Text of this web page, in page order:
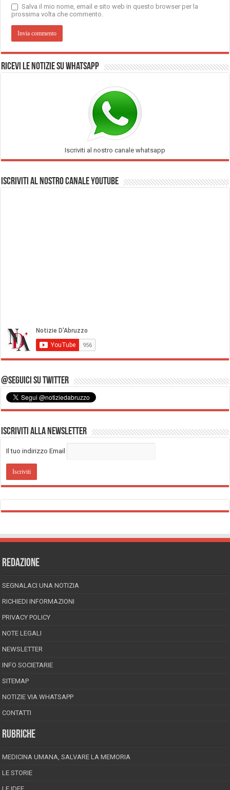
Salva il mio nome, email e sito web in questo browser per la
prossima volta che commento.
Ricevi le notizie su Whatsapp
Iscriviti al nostro canale whatsapp
Iscriviti al nostro Canale Youtube
@Seguici su Twitter
Iscriviti alla Newsletter
Il tuo indirizzo Email
REDAZIONE
SEGNALACI UNA NOTIZIA
RICHIEDI INFORMAZIONI
PRIVACY POLICY
NOTE LEGALI
NEWSLETTER
INFO SOCIETARIE
SITEMAP
NOTIZIE VIA WHATSAPP
CONTATTI
RUBRICHE
MEDICINA UMANA, SALVARE LA MEMORIA
LE STORIE